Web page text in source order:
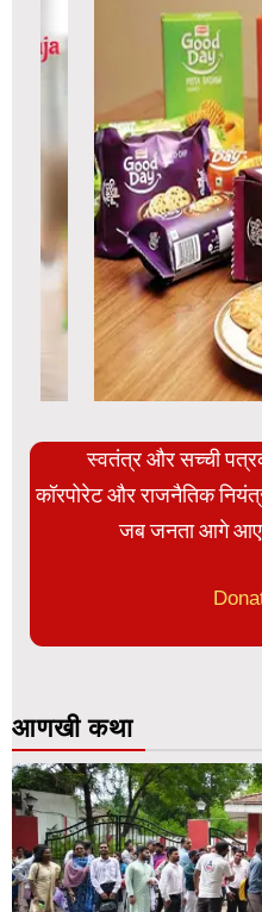
स्वतंत्र और सच्ची
कॉरपोरेट और राजनैतिक
जब जनता आगे
आणखी कथा